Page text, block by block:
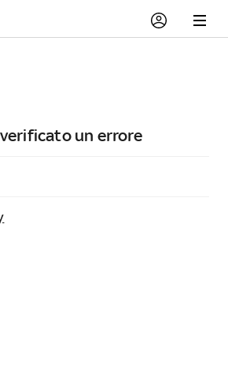
un errore